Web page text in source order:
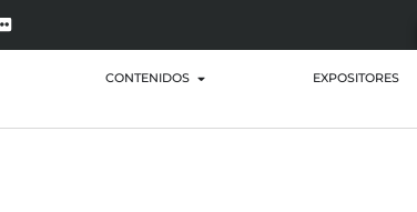
CONTENIDOS EXPOSITORES